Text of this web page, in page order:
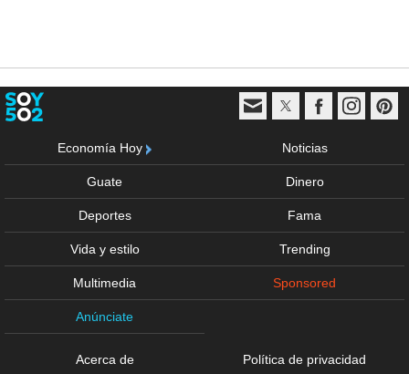
Economía Hoy Noticias
Guate Dinero
Deportes Fama
Vida y estilo Trending
Multimedia Sponsored
Anúnciate
Acerca de Política de privacidad